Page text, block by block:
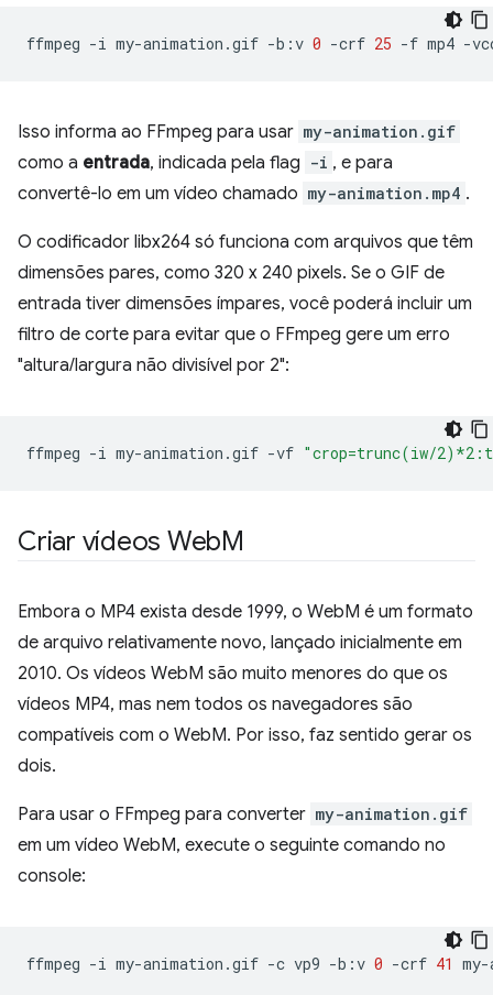
ffmpeg -i my-animation.gif -b:v 0 -crf 25 -f mp4 -
Isso informa ao FFmpeg para usar my-animation.gif
como a entrada, indicada pela flag -i , e para
convertê-lo em um vídeo chamado my-animation.mp4 .
O codificador libx264 só funciona com arquivos que têm
dimensões pares, como 320 x 240 pixels. Se o GIF de
entrada tiver dimensões ímpares, você poderá incluir um
filtro de corte para evitar que o FFmpeg gere um erro
"altura/largura não divisível por 2":
ffmpeg -i my-animation.gif -vf "crop=trunc(iw/
Criar vídeos WebM
Embora o MP4 exista desde 1999, o WebM é um formato
de arquivo relativamente novo, lançado inicialmente em
2010. Os vídeos WebM são muito menores do que os
vídeos MP4, mas nem todos os navegadores são
compatíveis com o WebM. Por isso, faz sentido gerar os
dois.
Para usar o FFmpeg para converter my-animation.gif
em um vídeo WebM, execute o seguinte comando no
console:
ffmpeg -i my-animation.gif -c vp9 -b:v 0 -crf 41